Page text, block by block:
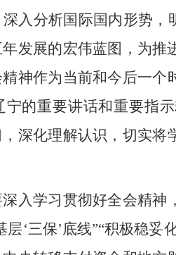
入分析国际国内形势 ，
发展的宏伟蓝图，为
神作为 当前和今后一个
宁的重要讲话和重要指
深化理解认识 ， 切实将
入学习贯彻好全会精神
层‘三保’底线”“积极稳